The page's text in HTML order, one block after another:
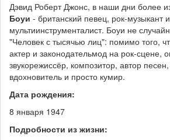
Дэвид Роберт Джонс, в наши дни более
Боуи - британский певец, рок-музыкант и
мультиинструменталист. Боуи не
"Человек с тысячью лиц": помимо того,
актер и законодательмод на рок-сцене,
звукорежиссёр, композитор, автор
вдохновитель и просто кумир.
Дата рождения:
8 января 1947
Подробности из жизни: